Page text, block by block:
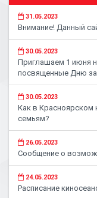
31.05.2023
Внимание! Данный
30.05.2023
Приглашаем 1 июня
посвященные Дню
30.05.2023
Как в Красноярском
семьям?
26.05.2023
Сообщение о
24.05.2023
Расписание